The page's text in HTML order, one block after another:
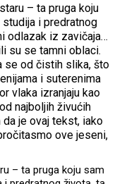
– ta pruga koju
i predratnog
odlazak iz zavičaja…
su se tamni oblaci.
se od čistih slika, što
i suterenima
vlaka izranjaju kao
najboljih živućih
je ovaj tekst, iako
ove jeseni,
– ta pruga koju sam